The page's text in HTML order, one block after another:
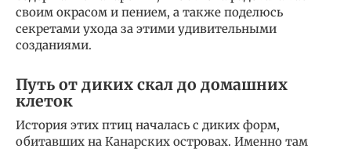
своим окрасом и пением, а также поделюсь
секретами ухода за этими удивительными
созданиями.
Путь от диких скал до домашних
клеток
История этих птиц началась с диких форм,
обитавших на Канарских островах. Именно там